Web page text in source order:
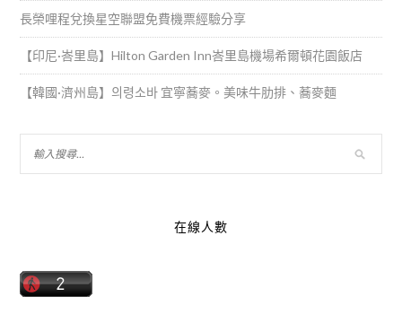
長榮哩程兌換星空聯盟免費機票經驗分享
【印尼·峇里島】Hilton Garden Inn峇里島機場希爾頓花園飯店
【韓國·濟州島】의령소바 宜寧蕎麥。美味牛肋排、蕎麥麵
在線人數